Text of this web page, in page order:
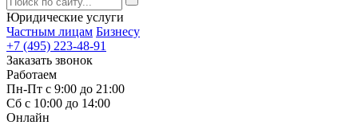
Юридические услуги
Частным лицам Бизнесу
+7 (495) 223-48-91
Заказать звонок
Работаем
Пн-Пт с 9:00 до 21:00
Сб с 10:00 до 14:00
Онлайн